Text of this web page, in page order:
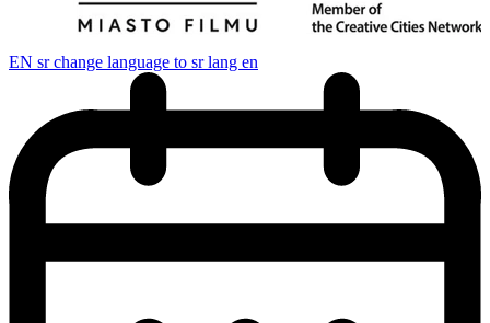
EN sr change language to sr lang en